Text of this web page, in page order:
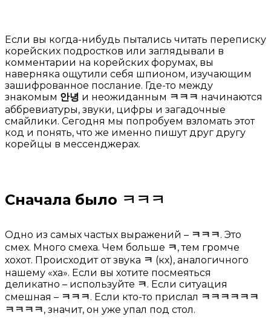
Если вы когда-нибудь пытались читать переписку
корейских подростков или заглядывали в
комментарии на корейских форумах, вы
наверняка ощутили себя шпионом, изучающим
зашифрованное послание. Где-то между
знакомым 안녕 и неожиданным ㅋㅋㅋ начинаются
аббревиатуры, звуки, цифры и загадочные
смайлики. Сегодня мы попробуем взломать этот
код и понять, что же именно пишут друг другу
корейцы в мессенджерах.
Сначала было ㅋㅋㅋ
Одно из самых частых выражений – ㅋㅋㅋ. Это
смех. Много смеха. Чем больше ㅋ, тем громче
хохот. Происходит от звука ㅋ (кх), аналогичного
нашему «ха». Если вы хотите посмеяться
деликатно – используйте ㅋ. Если ситуация
смешная – ㅋㅋㅋ. Если кто-то прислал ㅋㅋㅋㅋㅋㅋ
ㅋㅋㅋㅋ, значит, он уже упал под стол.